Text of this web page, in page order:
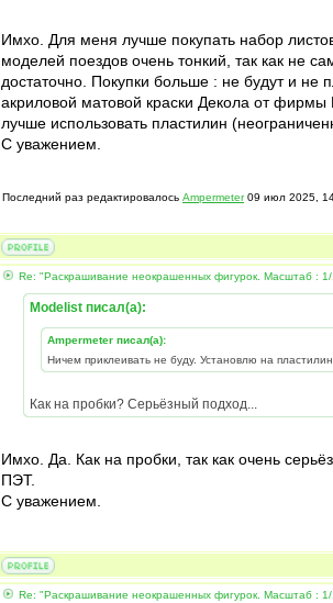
Имхо. Для меня лучше покупать набор
моделей поездов очень тонкий, так как не
достаточно. Покупки больше : не будут и
акриловой матовой краски Декола от фирмы
лучше использовать пластилин
С уважением.
Последний раз редактировалось Ampermeter09 июл 2025,
Re: "Раскрашивание неокрашенных фигурок. Масштаб :
Modelist писал(а):
Ampermeter писал(а):
Ничем приклеивать не буду. Установлю на
Как на пробки? Серьёзный подход...
Имхо. Да. Как на пробки, так как очень
ПЭТ.
С уважением.
Re: "Раскрашивание неокрашенных фигурок. Масштаб :